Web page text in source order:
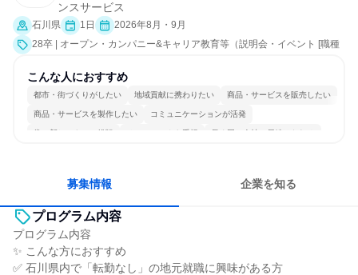
ンスサービス
石川県 1日
2026年8月・9月
28卒 | オープン・カンパニー&キャリア教育等（説明会・イベント [職種
こんな人におすすめ
都市・街づくりがしたい 地域貢献に携わりたい 商品・サービスを販売したい
商品・サービスを製作したい コミュニケーションが活発
常に新しいものに挑戦 チームワークを重視 長く同じ会社に居続けられる
募集情報 企業を知る
プログラム内容
プログラム内容
✨ こんな方におすすめ
✅ 石川県内で「転勤なし」の地元就職に興味がある方